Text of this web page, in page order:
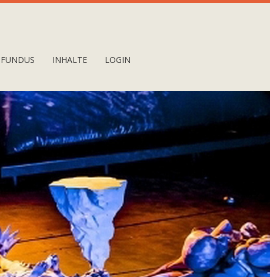
FUNDUS INHALTE LOGIN